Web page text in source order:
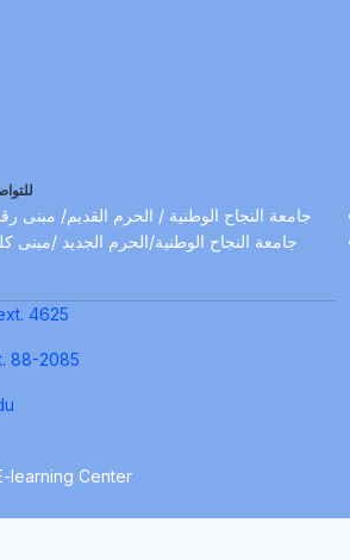
جامعة النجاح الوطنية / الحرم القديم/ مبنى رقم 5 ، الطابق
جامعة النجاح الوطنية/الحرم الجديد /مبنى
4625
88-2085
learning Center